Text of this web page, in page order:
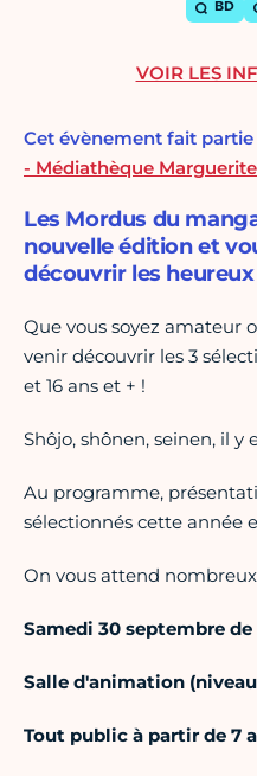
BD
Cet évènement fait partie
- Médiathèque
Les Mordus du
nouvelle édition et
découvrir les heureux
Que vous soyez amateur
venir découvrir les 3
et 16 ans et + !
Shôjo, shônen, seinen, il y
Au programme,
sélectionnés cette année
On vous attend
Samedi 30 septembre de
Salle d'animation (niveau
Tout public à partir de 7
VOIR LES